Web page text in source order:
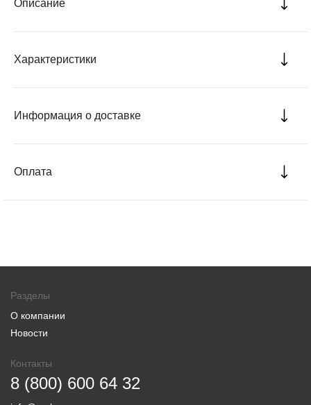
Описание
Характеристики
Информация о доставке
Оплата
Разделы
О компании
Новости
Контакты
8 (800) 600 64 32